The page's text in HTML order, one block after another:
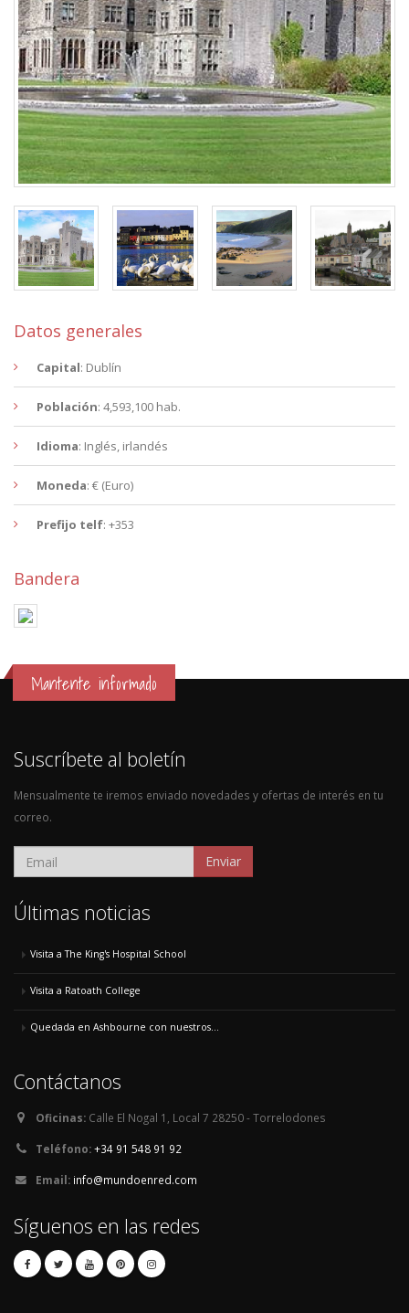
Datos generales
Capital: Dublín
Población: 4,593,100 hab.
Idioma: Inglés, irlandés
Moneda: € (Euro)
Prefijo telf: +353
Bandera
Mantente informado
Suscríbete al boletín
Mensualmente te iremos enviado novedades y ofertas de interés en tu
correo.
Enviar
Últimas noticias
Visita a The King's Hospital School
Visita a Ratoath College
Quedada en Ashbourne con nuestros...
Contáctanos
Oficinas: Calle El Nogal 1, Local 7 28250 - Torrelodones
Teléfono:+34 91 548 91 92
Email: info@mundoenred.com
Síguenos en las redes